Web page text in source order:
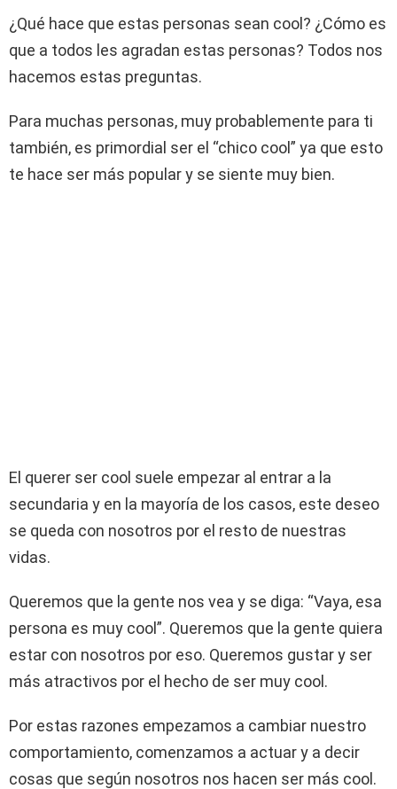
¿Qué hace que estas personas sean cool? ¿Cómo es
que a todos les agradan estas personas? Todos nos
hacemos estas preguntas.
Para muchas personas, muy probablemente para ti
también, es primordial ser el “chico cool” ya que esto
te hace ser más popular y se siente muy bien.
El querer ser cool suele empezar al entrar a la
secundaria y en la mayoría de los casos, este deseo
se queda con nosotros por el resto de nuestras
vidas.
Queremos que la gente nos vea y se diga: “Vaya, esa
persona es muy cool”. Queremos que la gente quiera
estar con nosotros por eso. Queremos gustar y ser
más atractivos por el hecho de ser muy cool.
Por estas razones empezamos a cambiar nuestro
comportamiento, comenzamos a actuar y a decir
cosas que según nosotros nos hacen ser más cool.